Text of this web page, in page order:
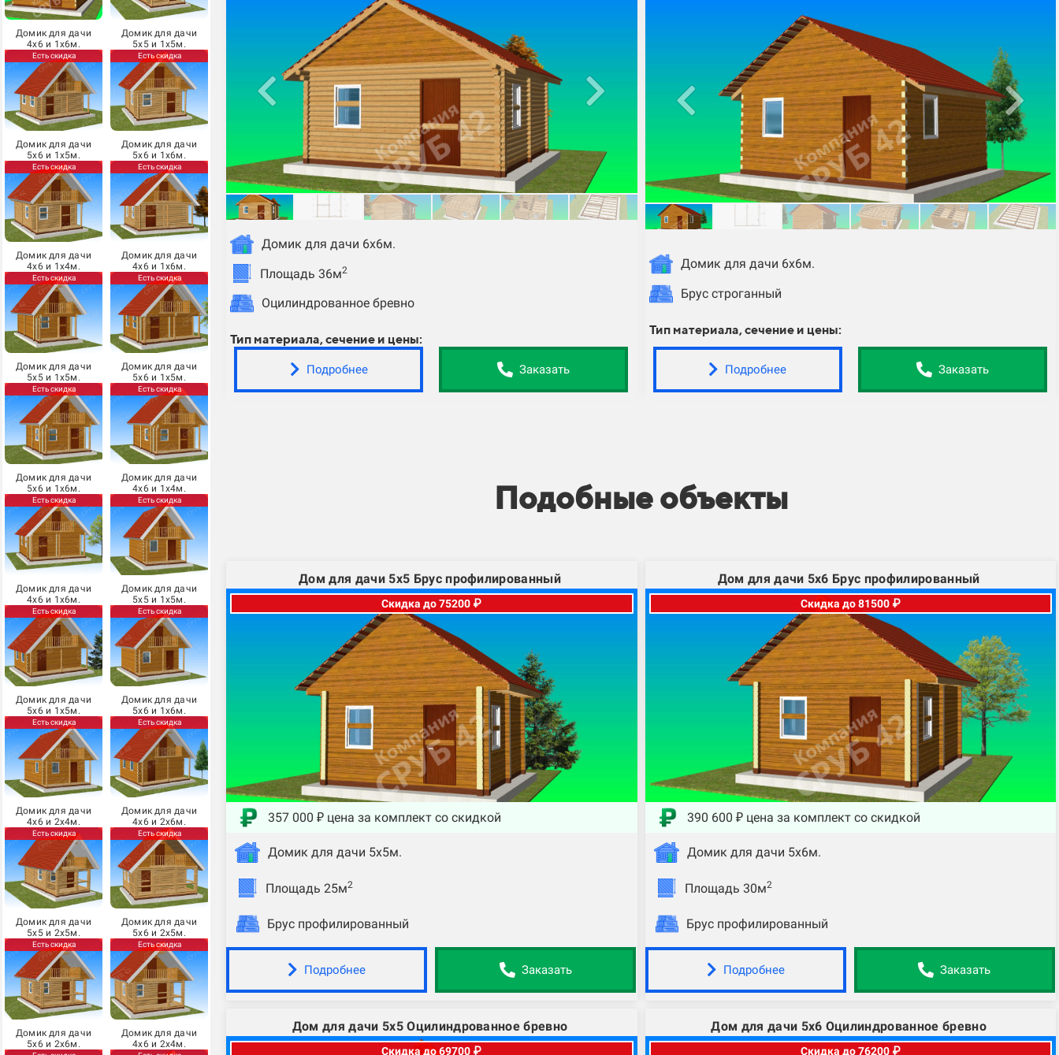
Домик для дачи
4х6 и 1х6м.
Есть скидка
Домик для дачи
5х5 и 1х5м.
Есть скидка
Домик для дачи
5х6 и 1х5м.
Есть скидка
Домик для дачи
5х6 и 1х6м.
Есть скидка
Домик для дачи
4х6 и 1х4м.
Есть скидка
Домик для дачи
4х6 и 1х6м.
Есть скидка
Домик для дачи
5х5 и 1х5м.
Есть скидка
Домик для дачи
5х6 и 1х5м.
Есть скидка
Домик для дачи
5х6 и 1х6м.
Есть скидка
Домик для дачи
4х6 и 1х4м.
Есть скидка
Домик для дачи
4х6 и 1х6м.
Есть скидка
Домик для дачи
5х5 и 1х5м.
Есть скидка
Домик для дачи
5х6 и 1х5м.
Есть скидка
Домик для дачи
5х6 и 1х6м.
Есть скидка
Домик для дачи
4х6 и 2х4м.
Есть скидка
Домик для дачи
4х6 и 2х6м.
Есть скидка
Домик для дачи
5х5 и 2х5м.
Есть скидка
Домик для дачи
5х6 и 2х5м.
Есть скидка
Домик для дачи
5х6 и 2х6м.
Домик для дачи
4х6 и 2х4м.
Домик для дачи 6х6м.
Площадь 36м2
Оцилиндрованное бревно
Тип материала, сечение и цены:
Подробнее Заказать
Домик для дачи 6х6м.
Брус строганный
Тип материала, сечение и цены:
Подробнее Заказать
Подобные объекты
Дом для дачи 5х5 Брус профилированный
Скидка до 75200 ₽
357 000 ₽ цена за комплект со скидкой
Домик для дачи 5х5м.
Площадь 25м2
Брус профилированный
Подробнее Заказать
Дом для дачи 5х6 Брус профилированный
Скидка до 81500 ₽
390 600 ₽ цена за комплект со скидкой
Домик для дачи 5х6м.
Площадь 30м2
Брус профилированный
Подробнее Заказать
Дом для дачи 5х5 Оцилиндрованное бревно
Скидка до 69700 ₽
Дом для дачи 5х6 Оцилиндрованное бревно
Скидка до 76200 ₽